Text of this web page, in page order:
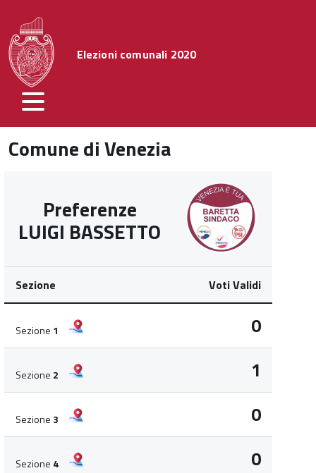
Elezioni comunali 2020
Comune di Venezia
Preferenze
LUIGI BASSETTO
Sezione Voti Validi
Sezione 1 0
Sezione 2 1
Sezione 3 0
Sezione 4 0